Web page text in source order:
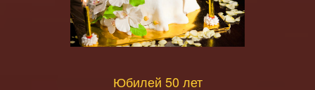
Юбилей 50 лет